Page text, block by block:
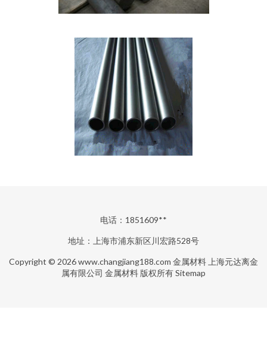
电话：1851609**
地址：上海市浦东新区川宏路528号
Copyright © 2026www.changjiang188.com 金属材料 上海元达离金
属有限公司 金属材料 版权所有Sitemap